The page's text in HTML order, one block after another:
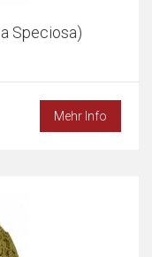
Speciosa)
Mehr Info